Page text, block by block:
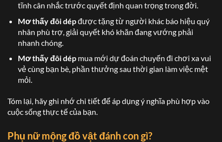
tĩnh cân nhắc trước quyết định quan trọng trong đời.
Mơ thấy đôi dépđược tặng từ người khác báo hiệu quý
nhân phù trợ, giải quyết khó khăn đang vướng phải
nhanh chóng.
Mơ thấy đôi dépmua mới dự đoán chuyến đi chơi xa vui
vẻ cùng bạn bè, phần thưởng sau thời gian làm việc mệt
mỏi.
Tóm lại, hãy ghi nhớ chi tiết để áp dụng ý nghĩa phù hợp vào
cuộc sống thực tế của bạn.
Phụ nữ mộng đồ vật đánh con gì?